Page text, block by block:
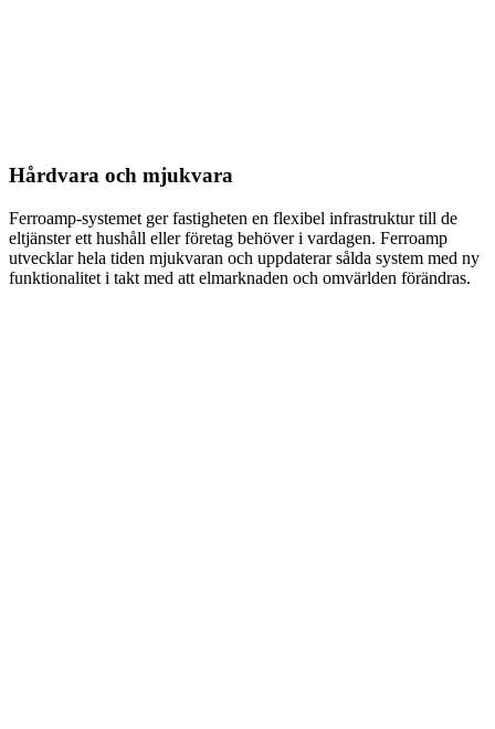
Hårdvara och mjukvara
Ferroamp-systemet ger fastigheten en flexibel infrastruktur till de
eltjänster ett hushåll eller företag behöver i vardagen. Ferroamp
utvecklar hela tiden mjukvaran och uppdaterar sålda system med ny
funktionalitet i takt med att elmarknaden och omvärlden förändras.